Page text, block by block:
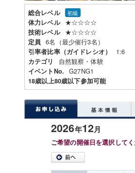
総合レベル 初級
体力レベル ★☆☆☆☆
技術レベル ★☆☆☆☆
定員 6名（最少催行3名）
引率者比率（ガイドレシオ） 1:6
カテゴリ 自然観察・体験
イベントNo. G27NG1
18歳以上80歳以下参加可能
2026年12月
ご希望の開催日を選択してく